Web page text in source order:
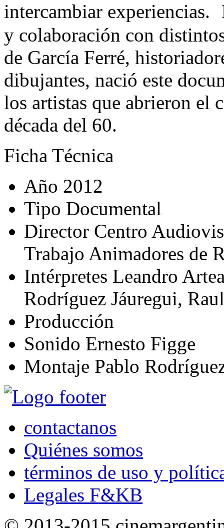
intercambiar experiencias.
y colaboración con
de García Ferré,
dibujantes, nació este
los artistas que abrieron el
década del 60.
Ficha Técnica
Año 2012
Tipo Documental
Director Centro
Trabajo Animadores de
Intérpretes Leandro
Rodríguez Jáuregui,
Producción
Sonido Ernesto Figge
Montaje Pablo
contactanos
Quiénes somos
términos de uso y
Legales F&KB